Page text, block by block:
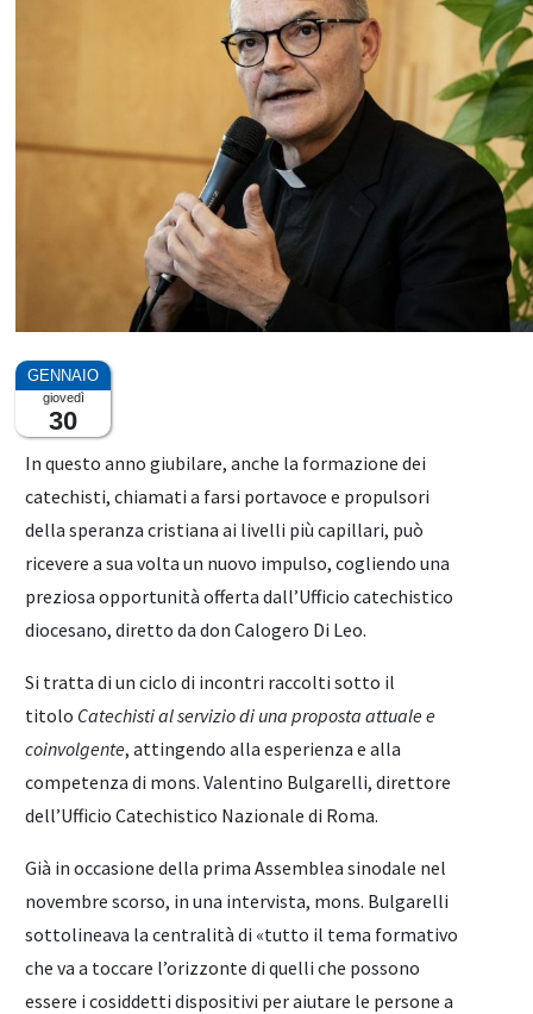
giovedì
30
In questo anno giubilare, anche la formazione dei
catechisti, chiamati a farsi portavoce e propulsori
della speranza cristiana ai livelli più capillari, può
ricevere a sua volta un nuovo impulso, cogliendo una
preziosa opportunità offerta dall’Ufficio catechistico
diocesano, diretto da don Calogero Di Leo.
Si tratta di un ciclo di incontri raccolti sotto il
titolo Catechisti al servizio di una proposta attuale e
coinvolgente, attingendo alla esperienza e alla
competenza di mons. Valentino Bulgarelli, direttore
dell’Ufficio Catechistico Nazionale di Roma.
Già in occasione della prima Assemblea sinodale nel
novembre scorso, in una intervista, mons. Bulgarelli
sottolineava la centralità di «tutto il tema formativo
che va a toccare l’orizzonte di quelli che possono
essere i cosiddetti dispositivi per aiutare le persone a